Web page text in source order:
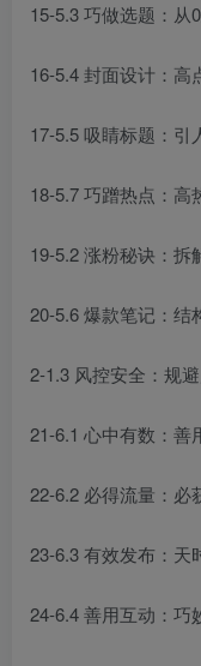
15-5.3 巧做选题：从
16-5.4 封面设计：高
17-5.5 吸睛标题：引
18-5.7 巧蹭热点：高
19-5.2 涨粉秘诀：拆
20-5.6 爆款笔记：结
2-1.3 风控安全：规
21-6.1 心中有数：善
22-6.2 必得流量：必
23-6.3 有效发布：天
24-6.4 善用互动：巧